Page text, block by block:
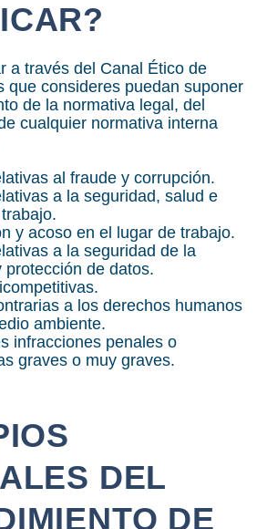
a través del Canal Ético de
que consideres puedan suponer
de la normativa legal, del
cualquier normativa interna
al fraude y corrupción.
a la seguridad, salud e
y acoso en el lugar de trabajo.
a la seguridad de la
protección de datos.
a los derechos humanos
ambiente.
infracciones penales o
graves o muy graves.
DEL
DE